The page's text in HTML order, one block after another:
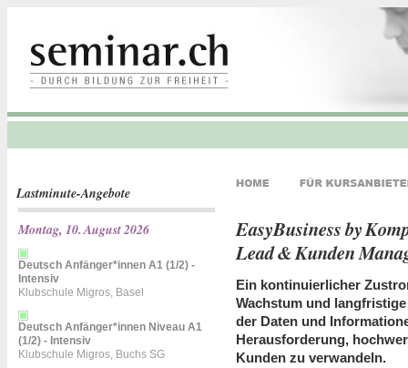
Lastminute-Angebote
Montag, 10. August 2026
Deutsch Anfänger*innen A1 (1/2) -
Intensiv
Klubschule Migros, Basel
Deutsch Anfänger*innen Niveau A1
(1/2) - Intensiv
Klubschule Migros, Buchs SG
EasyBusiness by
Lead & Kunden
Ein kontinuierlicher
Wachstum und
der Daten und
Herausforderung,
Kunden zu verwandeln.